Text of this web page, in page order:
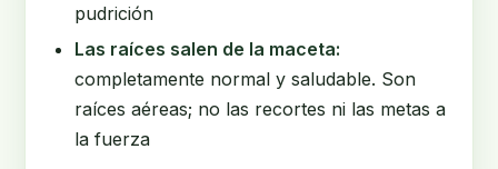
pudrición
Las raíces salen de la maceta:
completamente normal y saludable. Son
raíces aéreas; no las recortes ni las metas a
la fuerza